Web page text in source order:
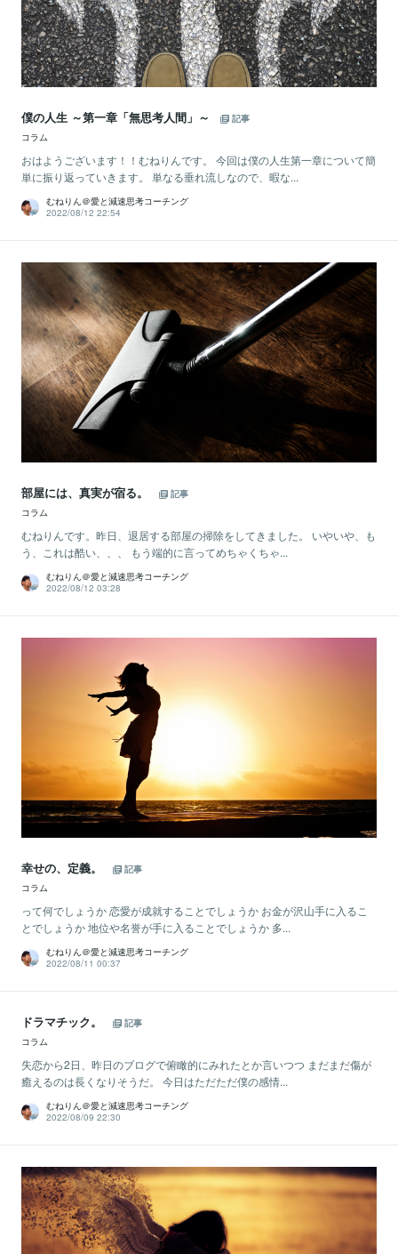
僕の人生 ～第一章「無思考人間」～
記事
コラム
おはようございます！！むねりんです。 今回は僕の人生第一章について簡
単に振り返っていきます。 単なる垂れ流しなので、暇な...
むねりん＠愛と減速思考コーチング
2022/08/12 22:54
部屋には、真実が宿る。
記事
コラム
むねりんです。昨日、退居する部屋の掃除をしてきました。 いやいや、も
う、これは酷い、、、 もう端的に言ってめちゃくちゃ...
むねりん＠愛と減速思考コーチング
2022/08/12 03:28
幸せの、定義。
記事
コラム
って何でしょうか 恋愛が成就することでしょうか お金が沢山手に入るこ
とでしょうか 地位や名誉が手に入ることでしょうか 多...
むねりん＠愛と減速思考コーチング
2022/08/11 00:37
ドラマチック。
記事
コラム
失恋から2日、昨日のブログで俯瞰的にみれたとか言いつつ まだまだ傷が
癒えるのは長くなりそうだ。 今日はただただ僕の感情...
むねりん＠愛と減速思考コーチング
2022/08/09 22:30